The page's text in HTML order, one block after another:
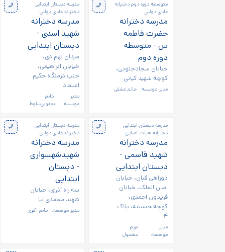
متوسطه دوره دوم دخترانه
عادی دولتی
مدرسه دخترانه
حضرت فاطمه
س - متوسطه
دوره دوم
خیابان سجادجنوبی،
کوچه شهید کیانی
مدیر موسسه: خانم عشقی
مدرسه دبستان ابتدایی
دخترانه عادی دولتی
مدرسه دخترانه
شهید اسدی -
دبستان ابتدایی
میدان نهم دی،
خیابان ابراهیمی،
جنب درمنگاه حکیم
اعتماد
مدیر
موسسه:
خانم
یعقوبی‌سلوط
مدرسه دبستان ابتدایی
دخترانه هیات امنایی
مدرسه دخترانه
شهید قاسمی -
دبستان ابتدایی
دوراهی قپان، خیابان
امین الملک، خیابان
فریدون احمدی،
کوچه حسینیه، پلاک
۴
مدیر
موسسه:
مریم
مشمول
مدرسه دبستان ابتدایی
دخترانه عادی دولتی
مدرسه دخترانه
شهیدشهسواری
- دبستان
ابتدایی
سه راه آذری، خیابان
شهید محمدی نیا
مدیر موسسه: خانم اکبری